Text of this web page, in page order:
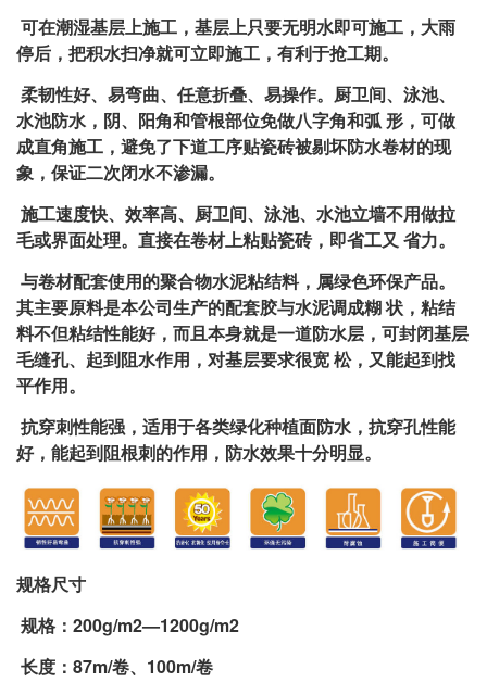
可在潮湿基层上施工，基层上只要无明水即可施工，大雨
停后，把积水扫净就可立即施工，有利于抢工期。
柔韧性好、易弯曲、任意折叠、易操作。厨卫间、泳池、
水池防水，阴、阳角和管根部位免做八字角和弧 形，可做
成直角施工，避免了下道工序贴瓷砖被剔坏防水卷材的现
象，保证二次闭水不渗漏。
施工速度快、效率高、厨卫间、泳池、水池立墙不用做拉
毛或界面处理。直接在卷材上粘贴瓷砖，即省工又 省力。
与卷材配套使用的聚合物水泥粘结料，属绿色环保产品。
其主要原料是本公司生产的配套胶与水泥调成糊 状，粘结
料不但粘结性能好，而且本身就是一道防水层，可封闭基层
毛缝孔、起到阻水作用，对基层要求很宽 松，又能起到找
平作用。
抗穿刺性能强，适用于各类绿化种植面防水，抗穿孔性能
好，能起到阻根刺的作用，防水效果十分明显。
规格尺寸
规格：200g/m2—1200g/m2
长度：87m/卷、100m/卷